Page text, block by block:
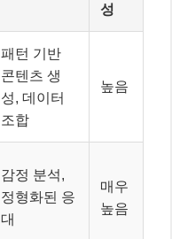
성
패턴 기반
콘텐츠 생
성, 데이터
조합
높음
감정 분석,
정형화된 응
대
매우
높음